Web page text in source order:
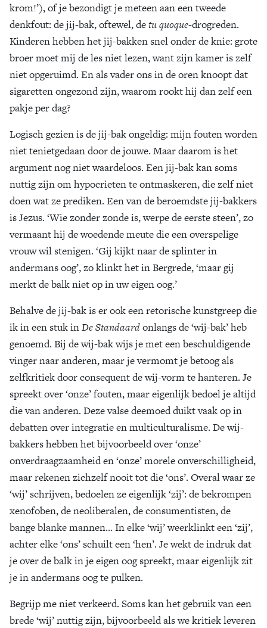
krom!’), of je bezondigt je meteen aan een tweede
denkfout: de jij-bak, oftewel, detu quoque-drogreden.
Kinderen hebben het jij-bakken snel onder de knie: grote
broer moet mij de les niet lezen, want zijn kamer is zelf
niet opgeruimd. En als vader ons in de oren knoopt dat
sigaretten ongezond zijn, waarom rookt hij dan zelf een
pakje per dag?
Logisch gezien is de jij-bak ongeldig: mijn fouten worden
niet tenietgedaan door de jouwe. Maar daarom is het
argument nog niet waardeloos. Een jij-bak kan soms
nuttig zijn om hypocrieten te ontmaskeren, die zelf niet
doen wat ze prediken. Een van de beroemdste jij-bakkers
is Jezus. ‘Wie zonder zonde is, werpe de eerste steen’, zo
vermaant hij de woedende meute die een overspelige
vrouw wil stenigen. ‘Gij kijkt naar de splinter in
andermans oog’, zo klinkt het in Bergrede, ‘maar gij
merkt de balk niet op in uw eigen oog.’
Behalve de jij-bak is er ook een retorische kunstgreep die
ik in een stuk inDe Standaardonlangs de ‘wij-bak’ heb
genoemd. Bij de wij-bak wijs je met een beschuldigende
vinger naar anderen, maar je vermomt je betoog als
zelfkritiek door consequent de wij-vorm te hanteren. Je
spreekt over ‘onze’ fouten, maar eigenlijk bedoel je altijd
die van anderen. Deze valse deemoed duikt vaak op in
debatten over integratie en multiculturalisme. De wij-
bakkers hebben het bijvoorbeeld over ‘onze’
onverdraagzaamheid en ‘onze’ morele onverschilligheid,
maar rekenen zichzelf nooit tot die ‘ons’. Overal waar ze
‘wij’ schrijven, bedoelen ze eigenlijk ‘zij’: de bekrompen
xenofoben, de neoliberalen, de consumentisten, de
bange blanke mannen… In elke ‘wij’ weerklinkt een ‘zij’,
achter elke ‘ons’ schuilt een ‘hen’. Je wekt de indruk dat
je over de balk in je eigen oog spreekt, maar eigenlijk zit
je in andermans oog te pulken.
Begrijp me niet verkeerd. Soms kan het gebruik van een
brede ‘wij’ nuttig zijn, bijvoorbeeld als we kritiek leveren